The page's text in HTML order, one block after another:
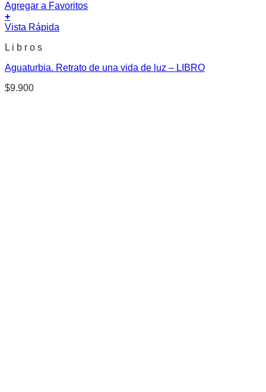
Agregar a Favoritos
+
Vista Rápida
L i b r o s
Aguaturbia. Retrato de una vida de luz – LIBRO
$9.900